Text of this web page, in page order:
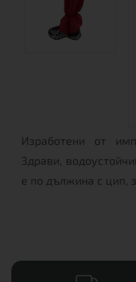
Изработени от
Здрави,
е по дължина с цип,